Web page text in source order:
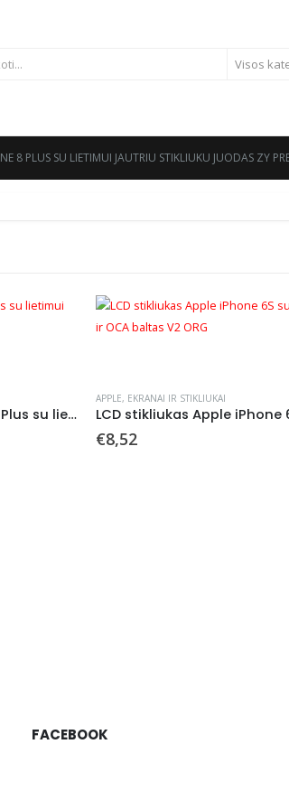
8 PLUS SU LIETIMUI JAUTRIU STIKLIUKU JUODAS ZY
Ekranas Apple iPhone 7 Plus su lietimui jautriu stikliuku juodas Tianma
APPLE, EKRANAI IR STIKLIUKAI
€8,52
FACEBOOK